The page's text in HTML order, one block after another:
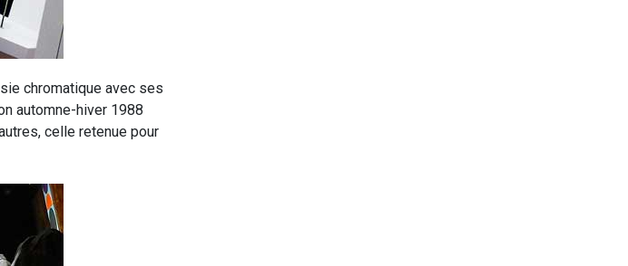
chromatique avec ses
automne-hiver 1988
celle retenue pour